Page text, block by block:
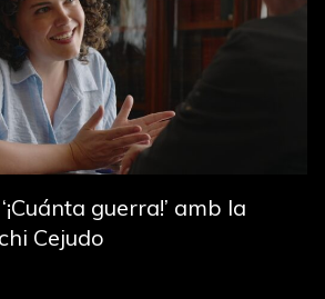
guerra!’ amb la
Cejudo